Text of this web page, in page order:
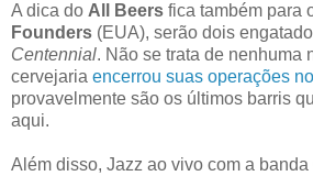
A dica do All Beers fica também para
Founders (EUA), serão dois
Centennial. Não se trata de nenhuma
cervejaria encerrou suas operações
provavelmente são os últimos barris
aqui.
Além disso, Jazz ao vivo com a